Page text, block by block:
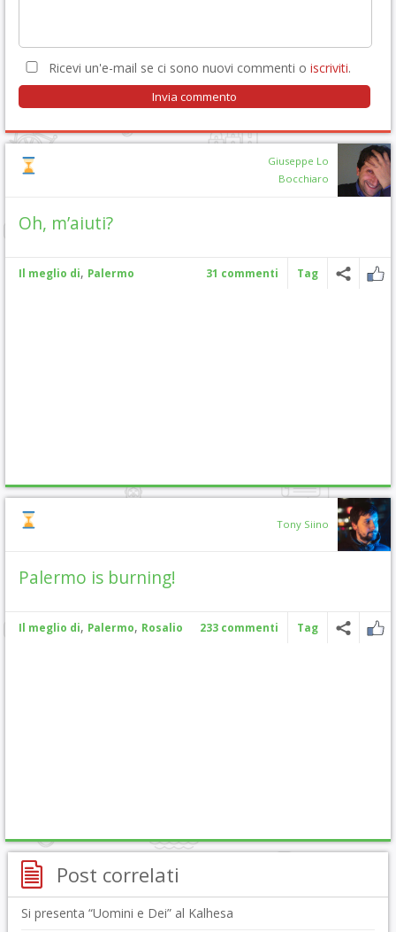
Ricevi un'e-mail se ci sono nuovi commenti o iscriviti.
Giuseppe Lo
Bocchiaro
Oh, m’aiuti?
Il meglio di, Palermo 31 commenti Tag
Tony Siino
Palermo is burning!
Il meglio di, Palermo, Rosalio 233 commenti Tag
Post correlati
Si presenta “Uomini e Dei” al Kalhesa